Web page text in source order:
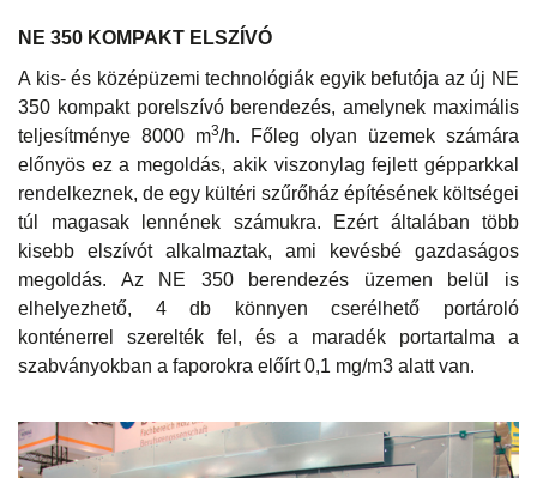
NE 350 KOMPAKT ELSZÍVÓ
A kis- és középüzemi technológiák egyik befutója az új NE
350 kompakt porelszívó berendezés, amelynek maximális
teljesítménye 8000 m3/h. Főleg olyan üzemek számára
előnyös ez a megoldás, akik viszonylag fejlett gépparkkal
rendelkeznek, de egy kültéri szűrőház építésének költségei
túl magasak lennének számukra. Ezért általában több
kisebb elszívót alkalmaztak, ami kevésbé gazdaságos
megoldás. Az NE 350 berendezés üzemen belül is
elhelyezhető, 4 db könnyen cserélhető portároló
konténerrel szerelték fel, és a maradék portartalma a
szabványokban a faporokra előírt 0,1 mg/m3 alatt van.